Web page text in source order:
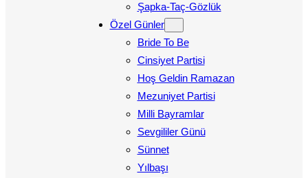
Şapka-Taç-Gözlük
Özel Günler
Bride To Be
Cinsiyet Partisi
Hoş Geldin Ramazan
Mezuniyet Partisi
Milli Bayramlar
Sevgililer Günü
Sünnet
Yılbaşı